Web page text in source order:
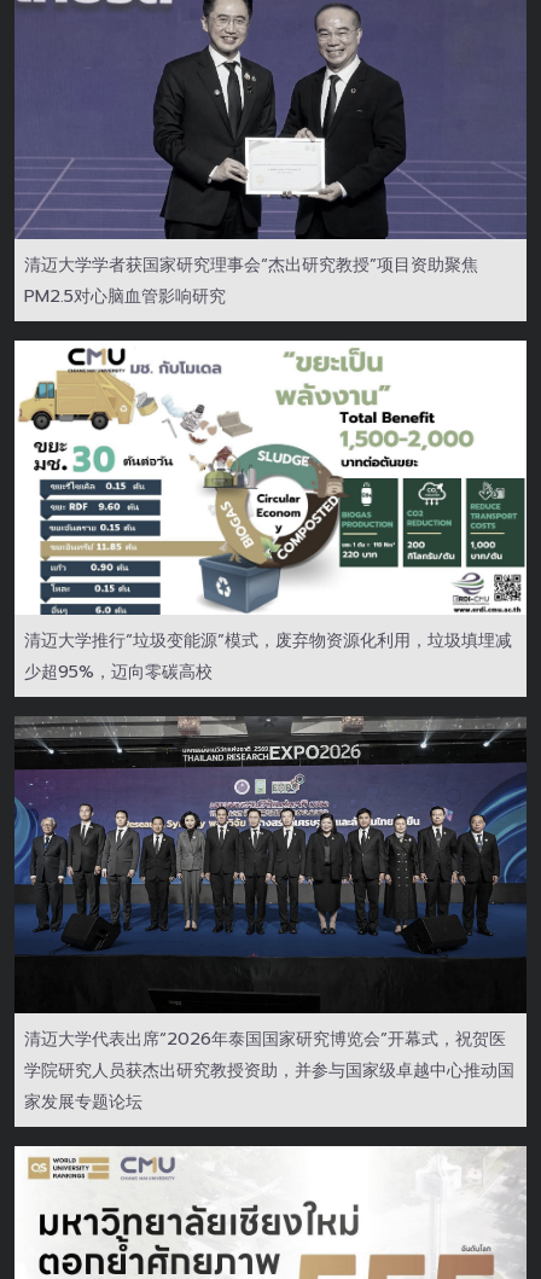
清迈大学学者获国家研究理事会“杰出研究教授”项目资助聚焦
PM2.5对心脑血管影响研究
清迈大学推行“垃圾变能源”模式，废弃物资源化利用，垃圾填埋减
少超95%，迈向零碳高校
清迈大学代表出席“2026年泰国国家研究博览会”开幕式，祝贺医
学院研究人员获杰出研究教授资助，并参与国家级卓越中心推动国
家发展专题论坛